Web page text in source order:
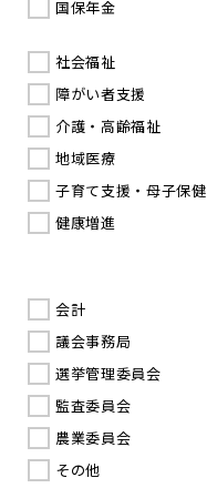
国保年金
社会福祉
障がい者支援
介護・高齢福祉
地域医療
子育て支援・母子保健
健康増進
会計
議会事務局
選挙管理委員会
監査委員会
農業委員会
その他